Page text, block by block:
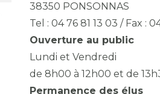
38350 PONSONNAS
Tel : 04 76 81 13 03 / Fax :
Ouverture au public
Lundi et Vendredi
de 8h00 à 12h00 et de
Permanence des élus